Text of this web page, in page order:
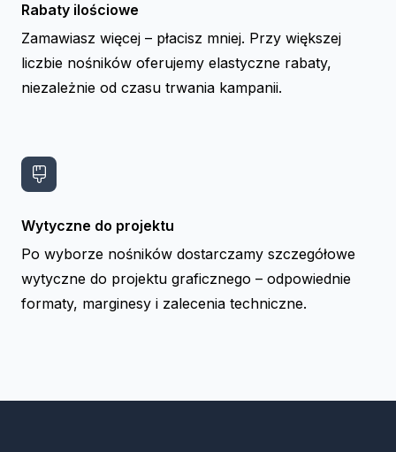
Rabaty ilościowe
Zamawiasz więcej – płacisz mniej. Przy większej
liczbie nośników oferujemy elastyczne rabaty,
niezależnie od czasu trwania kampanii.
Wytyczne do projektu
Po wyborze nośników dostarczamy szczegółowe
wytyczne do projektu graficznego – odpowiednie
formaty, marginesy i zalecenia techniczne.